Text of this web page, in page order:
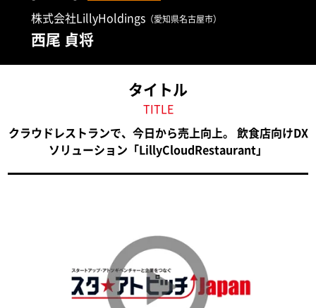
株式会社LillyHoldings （愛知県名古屋市）
西尾 貞将
タイトル
TITLE
クラウドレストランで、今日から売上向上。 飲食店向けDX
ソリューション「LillyCloudRestaurant」